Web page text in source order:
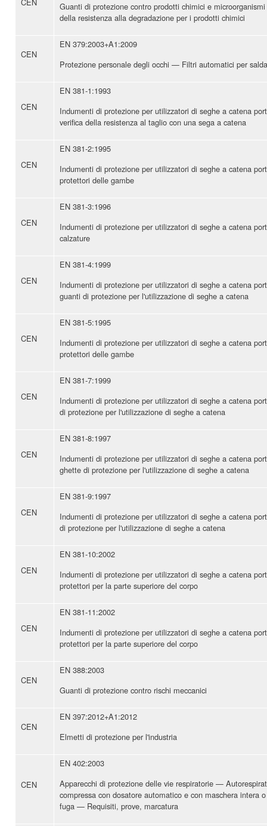
Guanti di protezione contro prodotti chimici e
della resistenza alla degradazione per i prodotti chimici
CEN
EN 379:2003+A1:2009
Protezione personale degli occhi — Filtri automatici per
CEN
EN 381-1:1993
Indumenti di protezione per utilizzatori di seghe a catena
verifica della resistenza al taglio con una sega a catena
CEN
EN 381-2:1995
Indumenti di protezione per utilizzatori di seghe a catena
protettori delle gambe
CEN
EN 381-3:1996
Indumenti di protezione per utilizzatori di seghe a catena
calzature
CEN
EN 381-4:1999
Indumenti di protezione per utilizzatori di seghe a catena
guanti di protezione per l'utilizzazione di seghe a catena
CEN
EN 381-5:1995
Indumenti di protezione per utilizzatori di seghe a catena
protettori delle gambe
CEN
EN 381-7:1999
Indumenti di protezione per utilizzatori di seghe a catena
di protezione per l'utilizzazione di seghe a catena
CEN
EN 381-8:1997
Indumenti di protezione per utilizzatori di seghe a catena
ghette di protezione per l'utilizzazione di seghe a catena
CEN
EN 381-9:1997
Indumenti di protezione per utilizzatori di seghe a catena
di protezione per l'utilizzazione di seghe a catena
CEN
EN 381-10:2002
Indumenti di protezione per utilizzatori di seghe a catena
protettori per la parte superiore del corpo
CEN
EN 381-11:2002
Indumenti di protezione per utilizzatori di seghe a catena
protettori per la parte superiore del corpo
CEN
EN 388:2003
Guanti di protezione contro rischi meccanici
CEN
EN 397:2012+A1:2012
Elmetti di protezione per l'industria
CEN
EN 402:2003
Apparecchi di protezione delle vie respiratorie —
compressa con dosatore automatico e con maschera intera
fuga — Requisiti, prove, marcatura